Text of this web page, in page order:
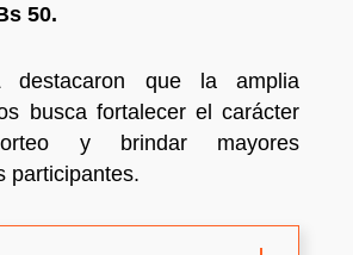
50.
destacaron que la amplia
busca fortalecer el carácter
y brindar mayores
participantes.